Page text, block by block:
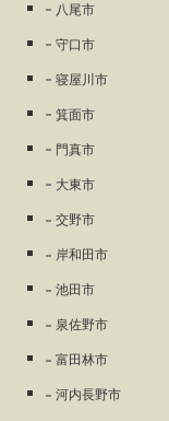
八尾市
守口市
寝屋川市
箕面市
門真市
大東市
交野市
岸和田市
池田市
泉佐野市
富田林市
河内長野市